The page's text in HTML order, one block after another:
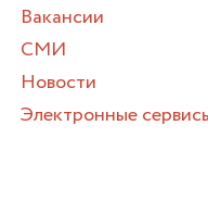
Вакансии
СМИ
Новости
Электронные